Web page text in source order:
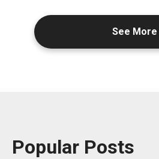
See More
Popular Posts